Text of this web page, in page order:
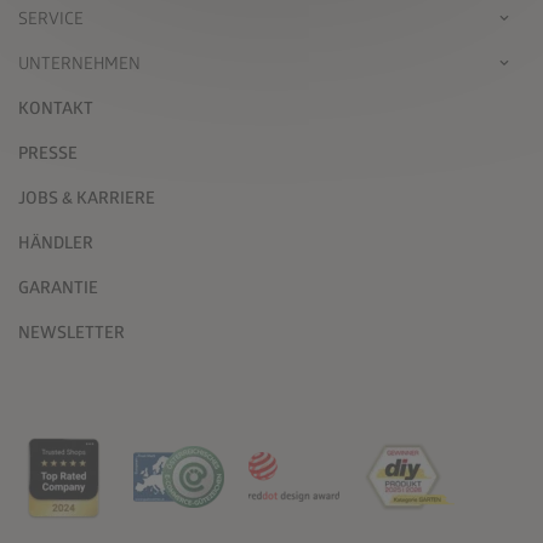
SERVICE
UNTERNEHMEN
KONTAKT
PRESSE
JOBS & KARRIERE
HÄNDLER
GARANTIE
NEWSLETTER